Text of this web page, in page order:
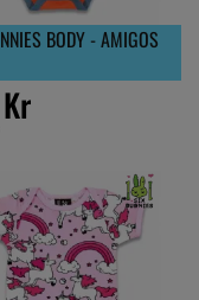
BODY - AMIGOS